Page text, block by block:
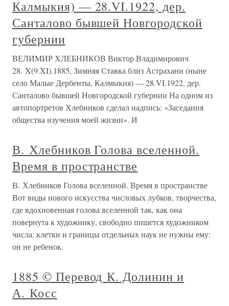
Калмыкия) — 28.VI.1922, дер.
Санталово бывшей Новгородской
губернии
ВЕЛИМИР ХЛЕБНИКОВ Виктор Владимирович
28. X(9.XI).1885, Зимняя Ставка близ Астрахани (ныне
село Малые Дербенты, Калмыкия) — 28.VI.1922, дер.
Санталово бывшей Новгородской губернии На одном из
автопортретов Хлебников сделал надпись: «Заседания
общества изучения моей жизни». И
В. Хлебников Голова вселенной.
Время в пространстве
В. Хлебников Голова вселенной. Время в пространстве
Вот виды нового искусства числовых лубков, творчества,
где вдохновенная голова вселенной так, как она
повернута к художнику, свободно пишется художником
числа; клетки и границы отдельных наук не нужны ему:
он не ребенок.
1885 © Перевод К. Долинин и
А. Косс